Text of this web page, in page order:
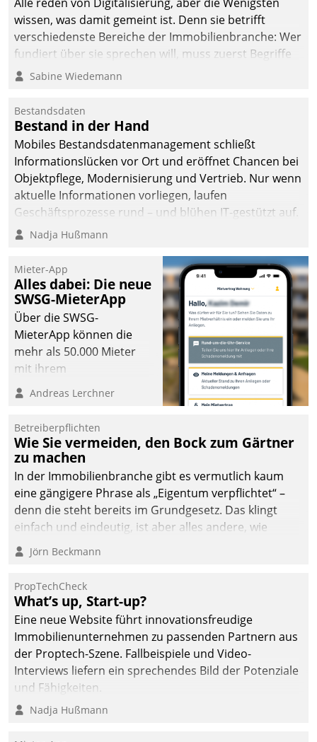
wissen, was damit gemeint ist. Denn sie betrifft
verschiedenste Bereiche der Immobilienbranche: Wer
fundiert über sie sprechen will, muss zuerst Begriffe
klären. Ein Aspekt ist die betriebliche Optimierung:
Einsparungen durch optimierte und automatisierte
Prozesse. Doch man darf nicht zu viel erwarten: Allein
mit der Einführung einer neuen Software ist es nicht
getan. Die Digitalisierung erfordert von Unternehmen
die Bereitschaft, sich zu überprüfen, zu hinterfragen
und zu verändern.
Sabine Wiedemann
Bestandsdaten
Bestand in der Hand
Mobiles Bestandsdatenmanagement schließt
Informationslücken vor Ort und eröffnet Chancen bei
Objektpflege, Modernisierung und Vertrieb. Nur wenn
aktuelle Informationen vorliegen, laufen
Geschäftsprozesse rund – und blühen IT-gestützt auf.
Nadja Hußmann
Mieter-App
Alles dabei: Die neue
SWSG-MieterApp
Über die SWSG-
MieterApp können die
mehr als 50.000 Mieter
mit ihrem
Wohnungsunternehmen
kommunizieren, auf dem
einsehen und ändern
oder
Schadensmeldungen
abgeben – rund um die
Uhr.
Andreas Lerchner
Betreiberpflichten
Wie Sie vermeiden, den Bock zum Gärtner
zu machen
In der Immobilienbranche gibt es vermutlich kaum
eine gängigere Phrase als „Eigentum verpflichtet“ –
denn die steht bereits im Grundgesetz. Das klingt
einfach und eindeutig, ist aber alles andere, wie
Branchenbeschäftigte wissen. Denn mit der
Verantwortung folgen Verpflichtungen.
Jörn Beckmann
PropTechCheck
What’s up, Start-up?
Eine neue Website führt innovationsfreudige
Immobilienunternehmen zu passenden Partnern aus
der Proptech-Szene. Fallbeispiele und Video-
Interviews liefern ein sprechendes Bild der Potenziale
und Fähigkeiten.
Nadja Hußmann